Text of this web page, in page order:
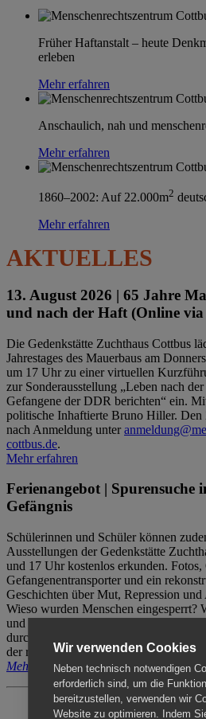
Früher Haftanstalt – heute
erleben
Mehr erfahren
Anschaulich, nah und
Mehr erfahren
1860–2002: Auf 22.000m2
Mehr erfahren
AKTUELLES
13. August 2026 | 65 Jahre
und nach der Haft (Online
Die Gedenkstätte Zuchthaus Cottbus
Jahrestages des Mauerbaus am
um 17 Uhr zu einer virtuellen
zur Sonderausstellung „Leben nach
Gefangene der DDR berichten“ ein.
politische Inhaftierte Bruno Hiller. Den
nach Anmeldung unter
cottbus.de.
Mehr erfahren
Ferienangebot | Spurensuche
Gefängnis
Schülerinnen und Schüler können
Ausstellungen der Gedenkstätte
und 17 Uhr kostenlos erkunden.
Gefangenentransporter und ein
Geschichten über Mut, Repression
Wieso wurden Menschen eingesperrt?
und nach der Haft? Der Besuch
durch das Menschenrechtszentrum
der reguläre Eintritt (8€ / ermäßigt 5€).
Mehr erfahren
Wir verwenden Cookies
Neben technisch notwendigen
erforderlich sind, um die
bereitzustellen, verwenden wir
Website zu optimieren. Indem